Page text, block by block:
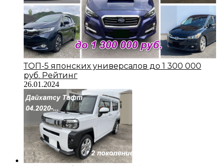
ТОП-5 японских универсалов до 1 300 000
руб. Рейтинг
26.01.2024